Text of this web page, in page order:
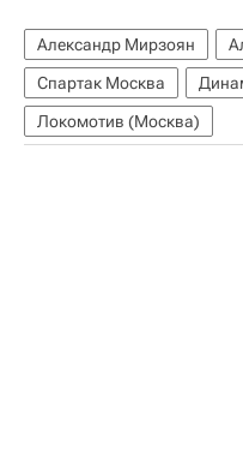
Александр Мирзоян
Спартак Москва
Локомотив (Москва)